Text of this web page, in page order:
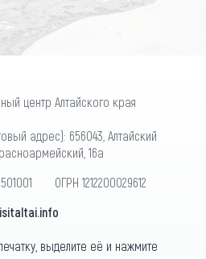
центр Алтайского края
адрес): 656043, Алтайский
16а
ОГРН 1212200029612
выделите её и нажмите